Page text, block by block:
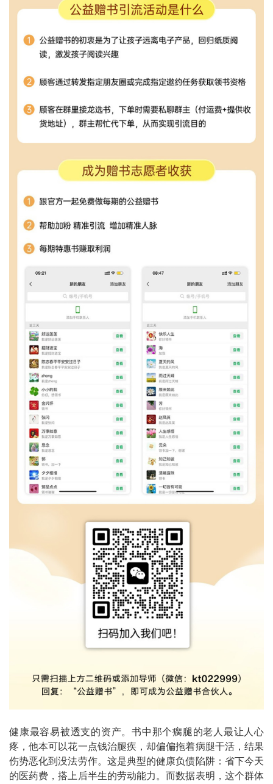
健康最容易被透支的资产。书中那个瘸腿的老人最让人心
疼，他本可以花一点钱治腿疾，却偏偏拖着病腿干活，结果
伤势恶化到没法劳作。这是典型的健康负债陷阱：省下今天
的医药费，搭上后半生的劳动能力。而数据表明，这个群体